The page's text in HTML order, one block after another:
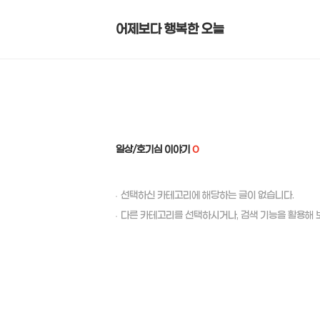
어제보다 행복한 오늘
일상/호기심 이야기0
선택하신 카테고리에 해당하는 글이 없습니다.
다른 카테고리를 선택하시거나, 검색 기능을 활용해